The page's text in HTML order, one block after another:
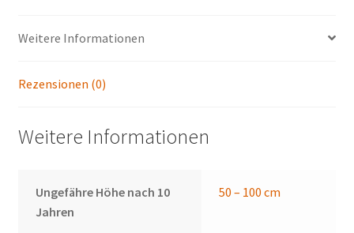
Weitere Informationen
Rezensionen (0)
Weitere Informationen
Ungefähre Höhe nach 10
Jahren
50 – 100 cm